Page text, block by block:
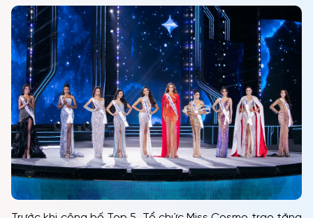
TRANG CHỦ
MCO
CUỘC THI
TIN TỨC & THƯ VIỆN